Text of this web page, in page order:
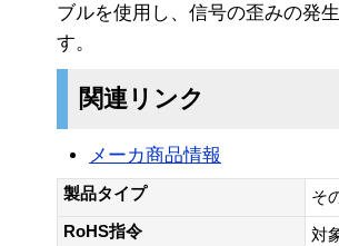
ブルを使用し、信号の歪みの発
す。
関連リンク
メーカ商品情報
製品タイプ
そ
RoHS指令
対